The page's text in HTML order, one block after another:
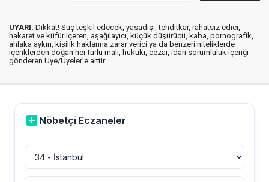
UYARI: Dikkat! Suç teşkil edecek, yasadışı, tehditkar, rahatsız edici,
hakaret ve küfür içeren, aşağılayıcı, küçük düşürücü, kaba, pornografik,
ahlaka aykırı, kişilik haklarına zarar verici ya da benzeri niteliklerde
içeriklerden doğan her türlü mali, hukuki, cezai, idari sorumluluk içeriği
gönderen Üye/Üyeler’e aittir.